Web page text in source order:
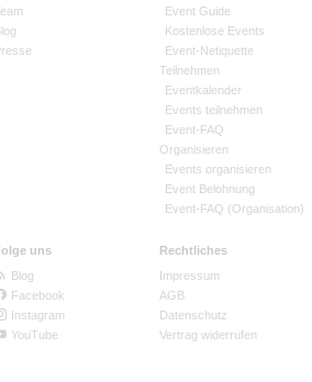
Event Guide
Kostenlose Events
Event-Netiquette
Teilnehmen
Eventkalender
Events teilnehmen
Event-FAQ
Organisieren
Events organisieren
Event Belohnung
Event-FAQ (Organisation)
uns
Blog
Facebook
Instagram
YouTube
Rechtliches
Impressum
AGB
Datenschutz
Vertrag widerrufen